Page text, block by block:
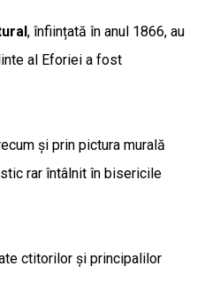
, înființată în anul 1866, au
al Eforiei a fost
și prin pictura murală
rar întâlnit în bisericile
ctitorilor și principalilor